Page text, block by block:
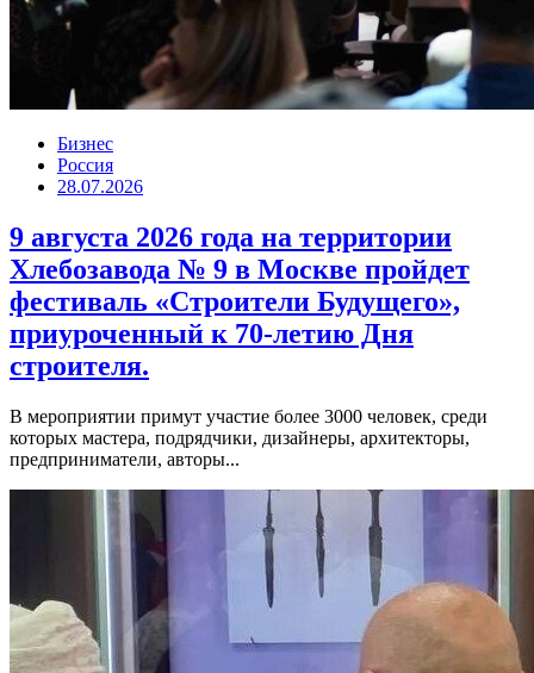
Бизнес
Россия
28.07.2026
9 августа 2026 года на территории
Хлебозавода № 9 в Москве пройдет
фестиваль «Строители Будущего»,
приуроченный к 70-летию Дня
строителя.
В мероприятии примут участие более 3000 человек, среди
которых мастера, подрядчики, дизайнеры, архитекторы,
предприниматели, авторы...